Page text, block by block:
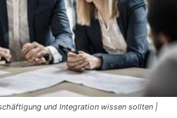
und Integration wissen sollten |